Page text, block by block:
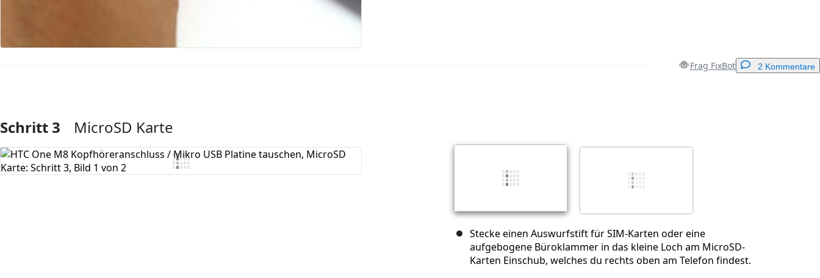
Frag FixBot 2 Kommentare
Kommentar hinzufügen
Schritt 3 MicroSD Karte
Stecke einen Auswurfstift für SIM-Karten oder eine
aufgebogene Büroklammer in das kleine Loch am MicroSD-
Karten Einschub, welches du rechts oben am Telefon findest.